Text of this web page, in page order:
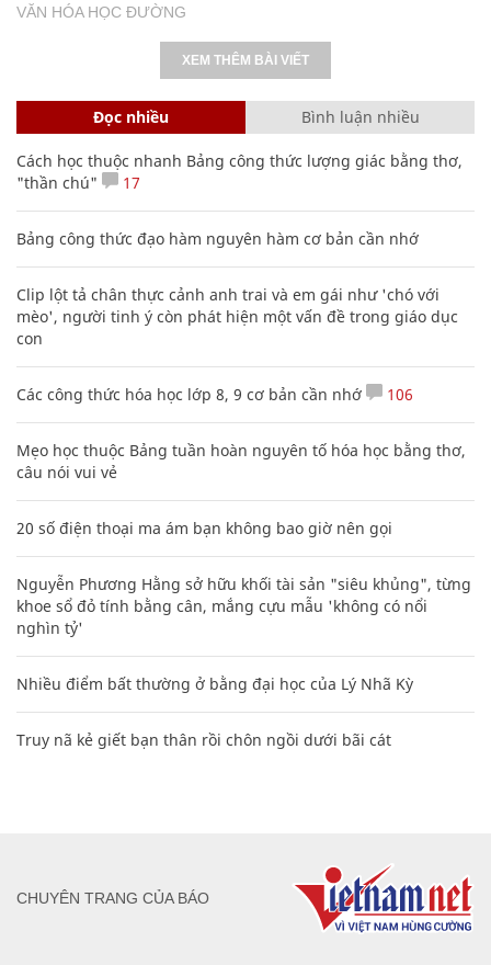
VĂN HÓA HỌC ĐƯỜNG
XEM THÊM BÀI VIẾT
Đọc nhiều Bình luận nhiều
Cách học thuộc nhanh Bảng công thức lượng giác bằng thơ,
"thần chú"
17
Bảng công thức đạo hàm nguyên hàm cơ bản cần nhớ
Clip lột tả chân thực cảnh anh trai và em gái như 'chó với
mèo', người tinh ý còn phát hiện một vấn đề trong giáo dục
con
Các công thức hóa học lớp 8, 9 cơ bản cần nhớ 106
Mẹo học thuộc Bảng tuần hoàn nguyên tố hóa học bằng thơ,
câu nói vui vẻ
20 số điện thoại ma ám bạn không bao giờ nên gọi
Nguyễn Phương Hằng sở hữu khối tài sản "siêu khủng", từng
khoe sổ đỏ tính bằng cân, mắng cựu mẫu 'không có nổi
nghìn tỷ'
Nhiều điểm bất thường ở bằng đại học của Lý Nhã Kỳ
Truy nã kẻ giết bạn thân rồi chôn ngồi dưới bãi cát
CHUYÊN TRANG CỦA BÁO